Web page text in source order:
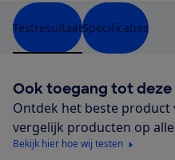
TestresultaatSpecificaties
Ook toegang tot
Ontdek het beste
vergelijk producten op
Bekijk hier hoe wij testen